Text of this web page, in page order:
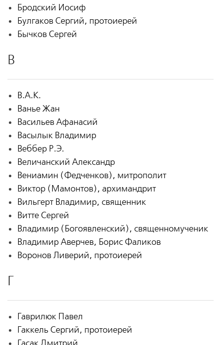
Бродский Иосиф
Булгаков Сергий, протоиерей
Бычков Сергей
В
В.А.К.
Ванье Жан
Васильев Афанасий
Васылык Владимир
Веббер Р.Э.
Величанский Александр
Вениамин (Федченков), митрополит
Виктор (Мамонтов), архимандрит
Вильгерт Владимир, священник
Витте Сергей
Владимир (Богоявленский), священномученик
Владимир Аверчев, Борис Фаликов
Воронов Ливерий, протоиерей
Г
Гаврилюк Павел
Гаккель Сергий, протоиерей